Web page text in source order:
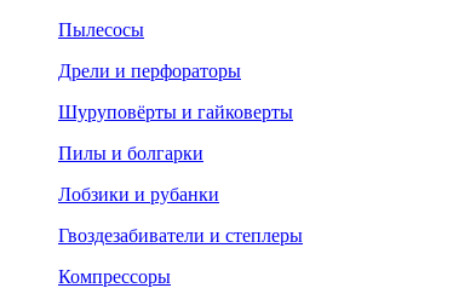
Пылесосы
Дрели и перфораторы
Шуруповёрты и гайковерты
Пилы и болгарки
Лобзики и рубанки
Гвоздезабиватели и степлеры
Компрессоры